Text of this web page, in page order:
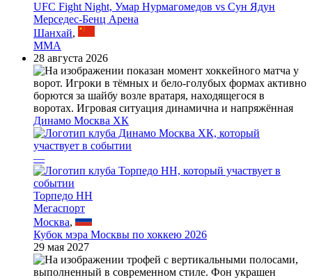
UFC Fight Night, Умар Нурмагомедов vs Сун Ядун
Мерседес-Бенц Арена
Шанхай,
MMA
28 августа 2026
Динамо Москва ХК
—
Торпедо НН
Мегаспорт
Москва,
Кубок мэра Москвы по хоккею 2026
29 мая 2027